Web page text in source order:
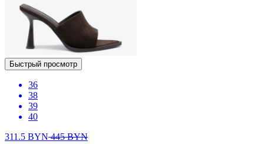
Быстрый просмотр
36
38
39
40
311.5 BYN445BYN